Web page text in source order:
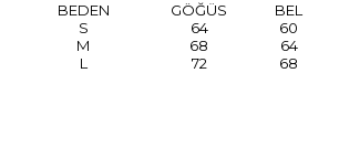
BEDEN GÖĞÜS BEL
S
64 60
M
68 64
L
72 68